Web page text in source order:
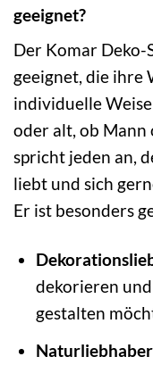
geeignet?
Der Komar Deko-
geeignet, die ihre
individuelle
oder alt, ob Mann
spricht jeden an,
liebt und sich
Er ist besonders
dekorieren
gestalten